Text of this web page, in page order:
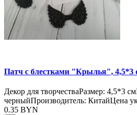
Патч с блестками "Крылья", 4,5*3
Декор для творчестваРазмер: 4,5*3
черныйПроизводитель: КитайЦена
0.35 BYN